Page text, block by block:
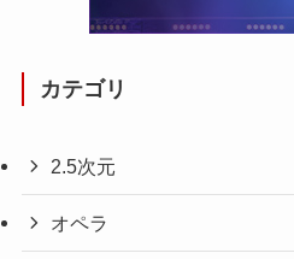
カテゴリ
2.5次元
オペラ